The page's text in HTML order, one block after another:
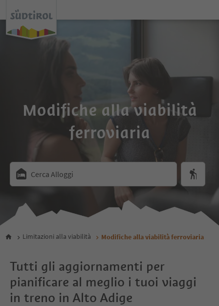
Modifiche alla viabilità
ferroviaria
Cerca Alloggi
Limitazioni alla viabilità Modifiche alla viabilità ferroviaria
Tutti gli aggiornamenti per
pianificare al meglio i tuoi viaggi
in treno in Alto Adige